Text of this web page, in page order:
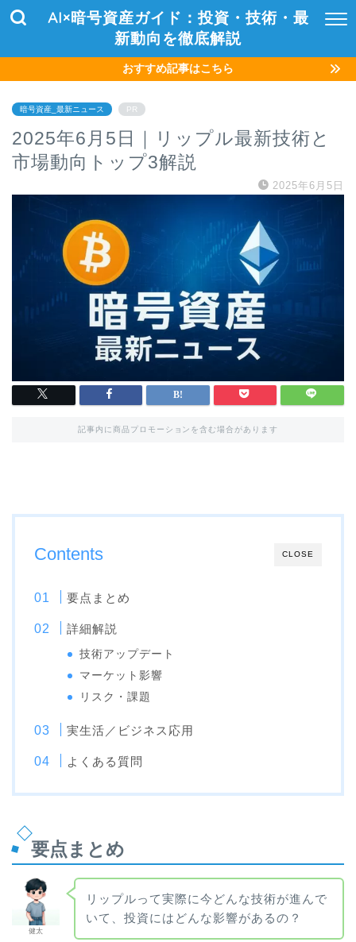
AI×暗号資産ガイド：投資・技術・最
新動向を徹底解説
おすすめ記事はこちら
暗号資産_最新ニュース PR
2025年6月5日｜リップル最新技術と
市場動向トップ3解説
2025年6月5日
記事内に商品プロモーションを含む場合があります
CLOSE
Contents
要点まとめ
詳細解説
技術アップデート
マーケット影響
リスク・課題
実生活／ビジネス応用
よくある質問
要点まとめ
健太
リップルって実際に今どんな技術が進んで
いて、投資にはどんな影響があるの？